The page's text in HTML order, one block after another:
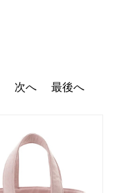
次へ 最後へ